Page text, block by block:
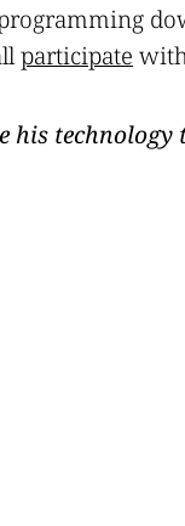
participate
his